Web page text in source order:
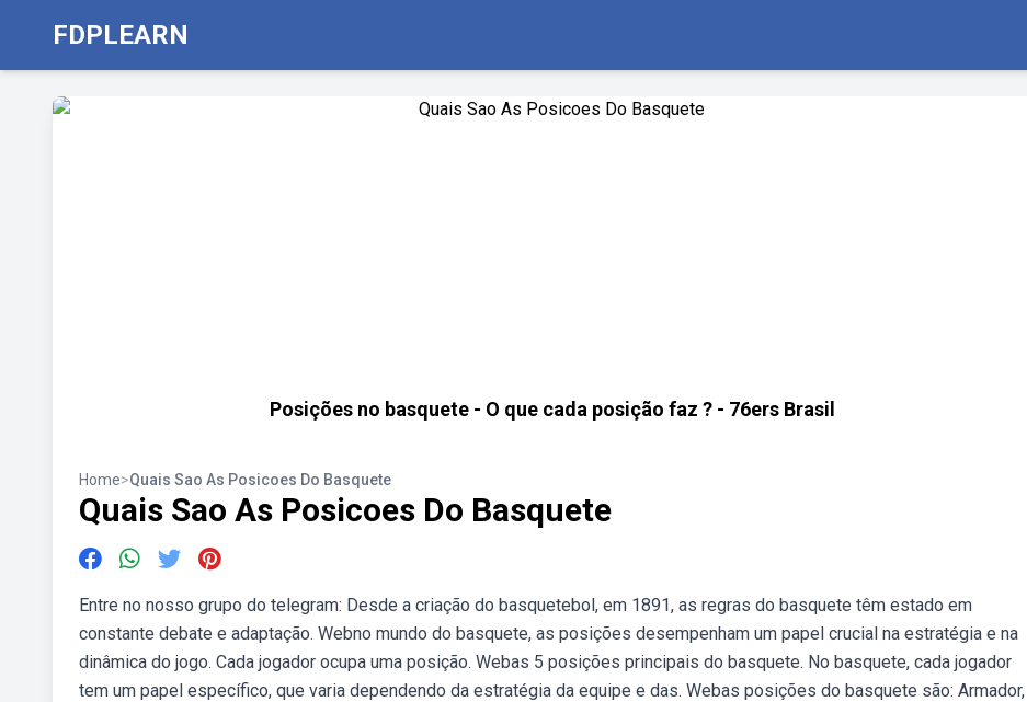
FDPLEARN
Posições no basquete - O que cada posição faz ? - 76ers Brasil
Home>Quais Sao As Posicoes Do Basquete
Quais Sao As Posicoes Do Basquete
Entre no nosso grupo do telegram: Desde a criação do basquetebol, em 1891, as regras do basquete têm estado em
constante debate e adaptação. Webno mundo do basquete, as posições desempenham um papel crucial na estratégia e na
dinâmica do jogo. Cada jogador ocupa uma posição. Webas 5 posições principais do basquete. No basquete, cada jogador
tem um papel específico, que varia dependendo da estratégia da equipe e das. Webas posições do basquete são: Armador,